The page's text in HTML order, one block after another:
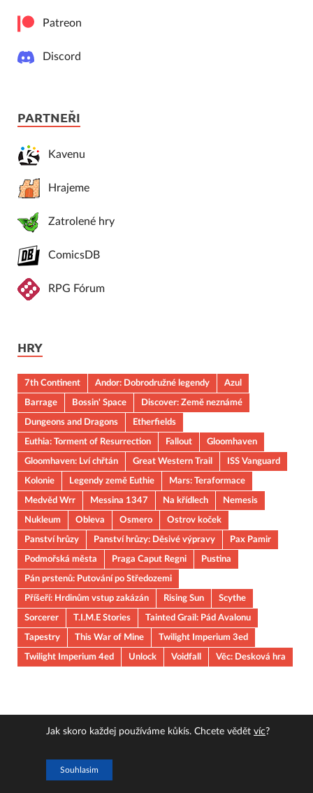
Patreon
Discord
PARTNEŘI
Kavenu
Hrajeme
Zatrolené hry
ComicsDB
RPG Fórum
HRY
7th Continent Andor: Dobrodružné legendy
Azul
Barrage
Bossin' Space
Discover: Země neznámé
Dungeons and Dragons
Etherfields
Euthia: Torment of Resurrection
Fallout
Gloomhaven
Gloomhaven: Lví chřtán
Great Western Trail
ISS Vanguard
Kolonie
Legendy země Euthie
Mars: Teraformace
Medvěd Wrr
Messina 1347 Na křídlech
Nemesis
Nukleum
Obleva Osmero
Ostrov koček
Panství hrůzy
Panství hrůzy: Děsivé výpravy
Pax Pamir
Podmořská města
Praga Caput Regni
Pustina
Pán prstenů: Putování po Středozemi
Příšeří: Hrdinům vstup zakázán
Rising Sun
Scythe
Sorcerer
T.I.M.E Stories
Tainted Grail: Pád Avalonu
Tapestry
This War of Mine
Twilight Imperium 3ed
Twilight Imperium 4ed
Unlock Voidfall Věc: Desková hra
Powered byWordPress
Jak skoro každej používáme kůkís. Chcete vědět víc?
Souhlasim